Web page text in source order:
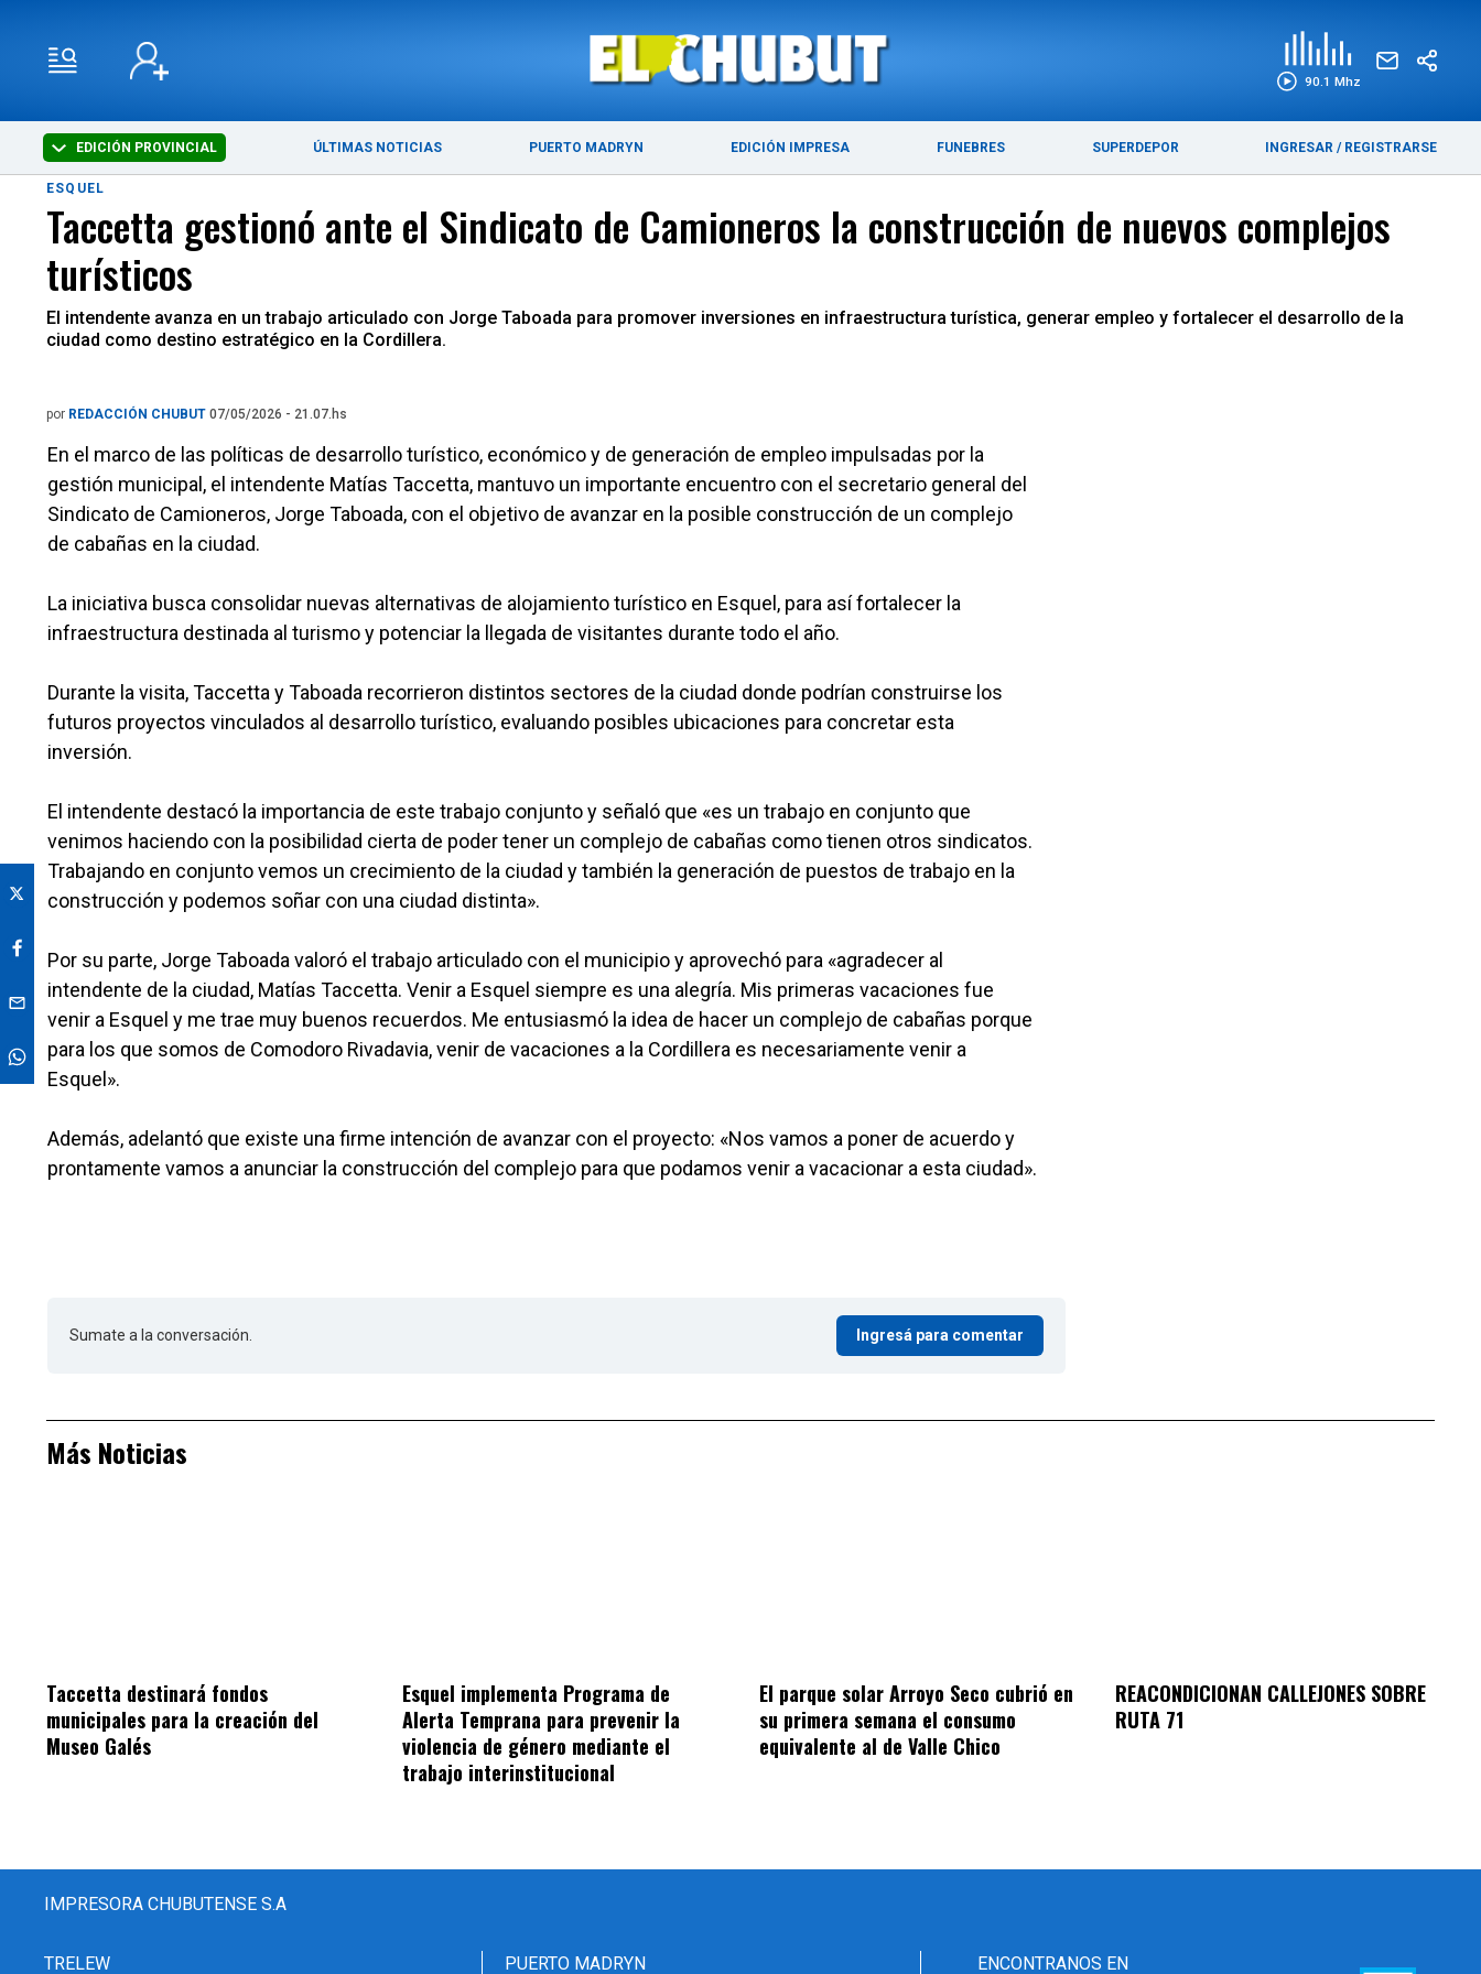
90.1 Mhz
EDICIÓN PROVINCIAL ÚLTIMAS NOTICIAS PUERTO MADRYN EDICIÓN IMPRESA FUNEBRES SUPERDEPOR INGRESAR / REGISTRARSE
ÚLTIMAS NOTICIAS PUERTO MADRYN
ESQUEL
Taccetta gestionó ante el Sindicato de Camioneros la construcción de nuevos complejos
turísticos
El intendente avanza en un trabajo articulado con Jorge Taboada para promover inversiones en infraestructura turística, generar empleo y fortalecer el desarrollo de la
ciudad como destino estratégico en la Cordillera.
por REDACCIÓN CHUBUT 07/05/2026 - 21.07.hs
En el marco de las políticas de desarrollo turístico, económico y de generación de empleo impulsadas por la
gestión municipal, el intendente Matías Taccetta, mantuvo un importante encuentro con el secretario general del
Sindicato de Camioneros, Jorge Taboada, con el objetivo de avanzar en la posible construcción de un complejo
de cabañas en la ciudad.
La iniciativa busca consolidar nuevas alternativas de alojamiento turístico en Esquel, para así fortalecer la
infraestructura destinada al turismo y potenciar la llegada de visitantes durante todo el año.
Durante la visita, Taccetta y Taboada recorrieron distintos sectores de la ciudad donde podrían construirse los
futuros proyectos vinculados al desarrollo turístico, evaluando posibles ubicaciones para concretar esta
inversión.
El intendente destacó la importancia de este trabajo conjunto y señaló que «es un trabajo en conjunto que
venimos haciendo con la posibilidad cierta de poder tener un complejo de cabañas como tienen otros sindicatos.
Trabajando en conjunto vemos un crecimiento de la ciudad y también la generación de puestos de trabajo en la
construcción y podemos soñar con una ciudad distinta».
Por su parte, Jorge Taboada valoró el trabajo articulado con el municipio y aprovechó para «agradecer al
intendente de la ciudad, Matías Taccetta. Venir a Esquel siempre es una alegría. Mis primeras vacaciones fue
venir a Esquel y me trae muy buenos recuerdos. Me entusiasmó la idea de hacer un complejo de cabañas porque
para los que somos de Comodoro Rivadavia, venir de vacaciones a la Cordillera es necesariamente venir a
Esquel».
Además, adelantó que existe una firme intención de avanzar con el proyecto: «Nos vamos a poner de acuerdo y
prontamente vamos a anunciar la construcción del complejo para que podamos venir a vacacionar a esta ciudad».
Sumate a la conversación. Ingresá para comentar
Más Noticias
Taccetta destinará fondos
municipales para la creación del
Museo Galés
Esquel implementa Programa de
Alerta Temprana para prevenir la
violencia de género mediante el
trabajo interinstitucional
El parque solar Arroyo Seco cubrió en
su primera semana el consumo
equivalente al de Valle Chico
REACONDICIONAN CALLEJONES SOBRE
RUTA 71
IMPRESORA CHUBUTENSE S.A
TRELEW PUERTO MADRYN ENCONTRANOS EN